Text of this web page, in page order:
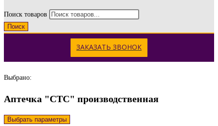
Поиск товаров
Поиск
ЗАКАЗАТЬ ЗВОНОК
Выбрано:
Аптечка "СТС" производственная
Выбрать параметры